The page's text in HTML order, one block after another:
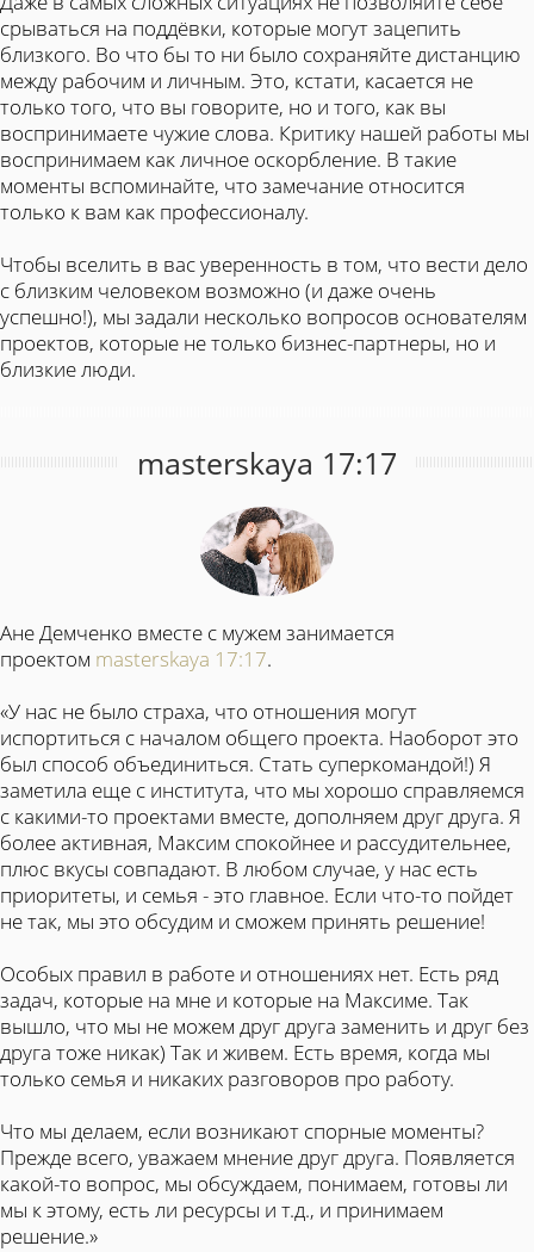
срываться на поддёвки, которые могут зацепить
близкого. Во что бы то ни было сохраняйте дистанцию
между рабочим и личным. Это, кстати, касается не
только того, что вы говорите, но и того, как вы
воспринимаете чужие слова. Критику нашей работы мы
воспринимаем как личное оскорбление. В такие
моменты вспоминайте, что замечание относится
только к вам как профессионалу.
Чтобы вселить в вас уверенность в том, что вести дело
с близким человеком возможно (и даже очень
успешно!), мы задали несколько вопросов основателям
проектов, которые не только бизнес-партнеры, но и
близкие люди.
masterskaya 17:17
Ане Демченко вместе с мужем занимается
проектом masterskaya 17:17.
«У нас не было страха, что отношения могут
испортиться с началом общего проекта. Наоборот это
был способ объединиться. Стать суперкомандой!) Я
заметила еще с института, что мы хорошо справляемся
с какими-то проектами вместе, дополняем друг друга. Я
более активная, Максим спокойнее и рассудительнее,
плюс вкусы совпадают. В любом случае, у нас есть
приоритеты, и семья - это главное. Если что-то пойдет
не так, мы это обсудим и сможем принять решение!
Особых правил в работе и отношениях нет. Есть ряд
задач, которые на мне и которые на Максиме. Так
вышло, что мы не можем друг друга заменить и друг без
друга тоже никак) Так и живем. Есть время, когда мы
только семья и никаких разговоров про работу.
Что мы делаем, если возникают спорные моменты?
Прежде всего, уважаем мнение друг друга. Появляется
какой-то вопрос, мы обсуждаем, понимаем, готовы ли
мы к этому, есть ли ресурсы и т.д., и принимаем
решение.»